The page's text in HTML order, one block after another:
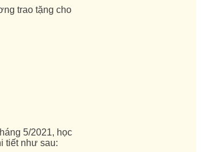
trao tặng cho
5/2021, học
tiết như sau: